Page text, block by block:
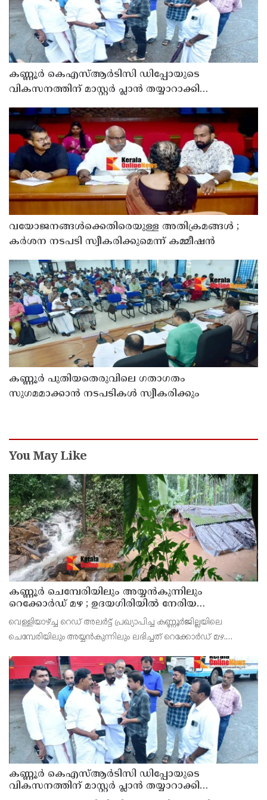
കണ്ണൂർ കെഎസ്ആർടിസി ഡിപ്പോയുടെ
വികസനത്തിന് മാസ്റ്റർ പ്ലാൻ തയ്യാറാക്കി
സമർപ്പിക്കും : ടി ഒ മോഹനൻ എം എൽ എ
വയോജനങ്ങൾക്കെതിരെയുള്ള അതിക്രമങ്ങൾ ;
കർശന നടപടി സ്വീകരിക്കുമെന്ന് കമ്മീഷൻ
കണ്ണൂർ പുതിയതെരുവിലെ ഗതാഗതം
സുഗമമാക്കാന്‍ നടപടികള്‍ സ്വീകരിക്കും
You May Like
കണ്ണൂർ ചെമ്പേരിയിലും അയ്യൻകുന്നിലും
റെക്കോർഡ് മഴ ; ഉദയഗിരിയിൽ നേരിയ
ഉരുൾപൊട്ടൽ; 13 പേരെ ക്യാമ്പിലേക്ക് മാറ്റി
വെള്ളിയാഴ്ച്ച റെഡ് അലർട്ട് പ്രഖ്യാപിച്ച കണ്ണൂർജില്ലയിലെ
ചെമ്പേരിയിലും അയ്യൻകുന്നിലും ലഭിച്ചത് റെക്കോർഡ് മഴ.
മില്ലിമീറ്റർ മഴ ആ സമയം സംസ്ഥാനത്ത
കണ്ണൂർ കെഎസ്ആർടിസി ഡിപ്പോയുടെ
വികസനത്തിന് മാസ്റ്റർ പ്ലാൻ തയ്യാറാക്കി